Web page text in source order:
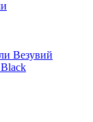
Везувий